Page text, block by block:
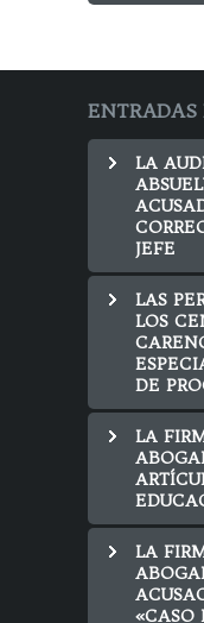
ENTRADAS
LA
JEFE
LAS
LOS
DE
LA
LA
«CASO